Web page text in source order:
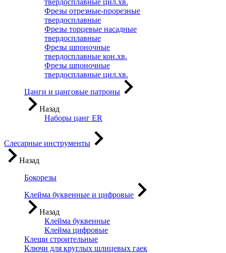
твердосплавные цил.хв.
Фрезы отрезные-прорезные
твердосплавные
Фрезы торцевые насадные
твердосплавные
Фрезы шпоночные
твердосплавные кон.хв.
Фрезы шпоночные
твердосплавные цил.хв.
Цанги и цанговые патроны
Назад
Наборы цанг ER
Слесарные инструменты
Назад
Бокорезы
Клейма буквенные и цифровые
Назад
Клейма буквенные
Клейма цифровые
Клещи строительные
Ключи для круглых шлицевых гаек